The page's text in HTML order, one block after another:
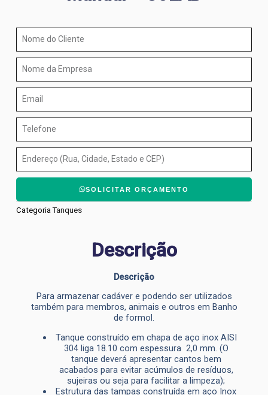
produto
do
Cliente
da
Empresa
SOLICITAR ORÇAMENTO
Categoria Tanques
Descrição
Descrição
Para armazenar cadáver e podendo ser utilizados
também para membros, animais e outros em Banho
de formol.
Tanque construído em chapa de aço inox AISI
304 liga 18.10 com espessura 2,0 mm. (O
tanque deverá apresentar cantos bem
acabados para evitar acúmulos de resíduos,
sujeiras ou seja para facilitar a limpeza);
Estrutura das tampas construída em aço Inox